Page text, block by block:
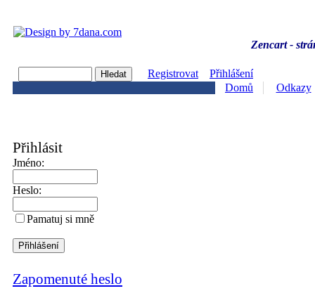
Zencart -
Registrovat
Přihlášení
Domů
Odkazy
Přihlásit
Jméno:
Heslo:
Pamatuj si mně
Zapomenuté heslo